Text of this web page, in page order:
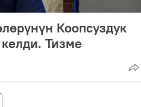
Коопсуздук
Тизме